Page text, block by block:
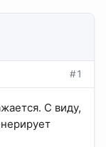
#1
С виду,